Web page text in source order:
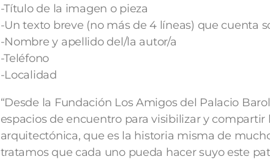
-Título de la imagen o pieza
-Un texto breve (no más de 4 líneas) que cuenta
-Nombre y apellido del/la autor/a
-Teléfono
-Localidad
“Desde la Fundación Los Amigos del Palacio
espacios de encuentro para visibilizar y
arquitectónica, que es la historia misma de
tratamos que cada uno pueda hacer suyo este